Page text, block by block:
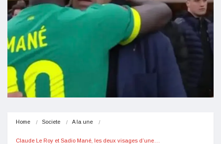
Home Societe A la une
Claude Le Roy et Sadio Mané, les deux visages d’une…